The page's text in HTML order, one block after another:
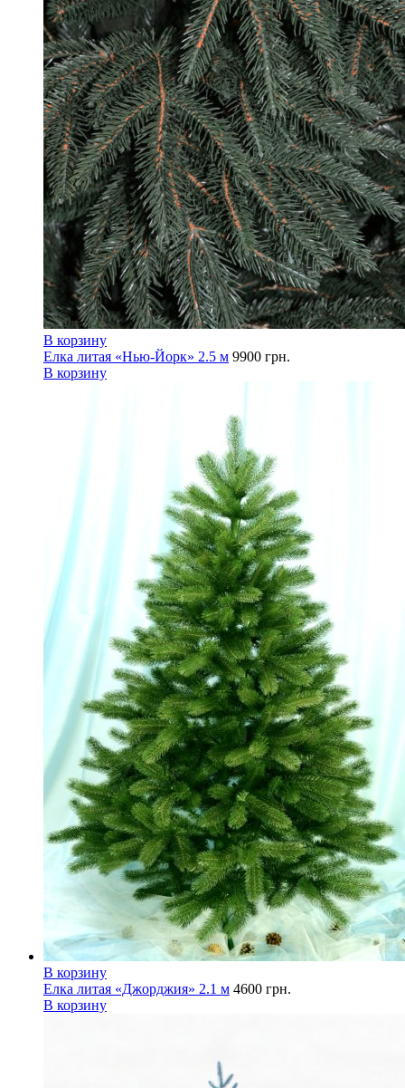
В корзину
Елка литая «Нью-Йорк» 2.5 м 9900 грн.
В корзину
В корзину
Елка литая «Джорджия» 2.1 м 4600 грн.
В корзину